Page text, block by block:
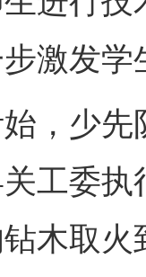
激发学
少先
工委
木取